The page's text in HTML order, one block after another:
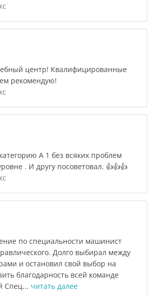
центр! Квалифицированные
рекомендую!
А 1 без всяких проблем
. И другу посоветовал. 👍👍👍
по специальности машинист
Долго выбирал между
и остановил свой выбор на
благодарность всей команде
Спец... читать далее